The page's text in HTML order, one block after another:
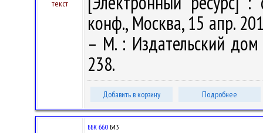
текст
конф., Москва, 15 апр.
– М. : Издательский дом
238.
Добавить в корзину Подробнее
ББК 66.0 Б43